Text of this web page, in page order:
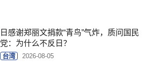
日感谢郑丽文捐款“青鸟”气炸，质问国民
党：为什么不反日？
台湾 2026-08-05